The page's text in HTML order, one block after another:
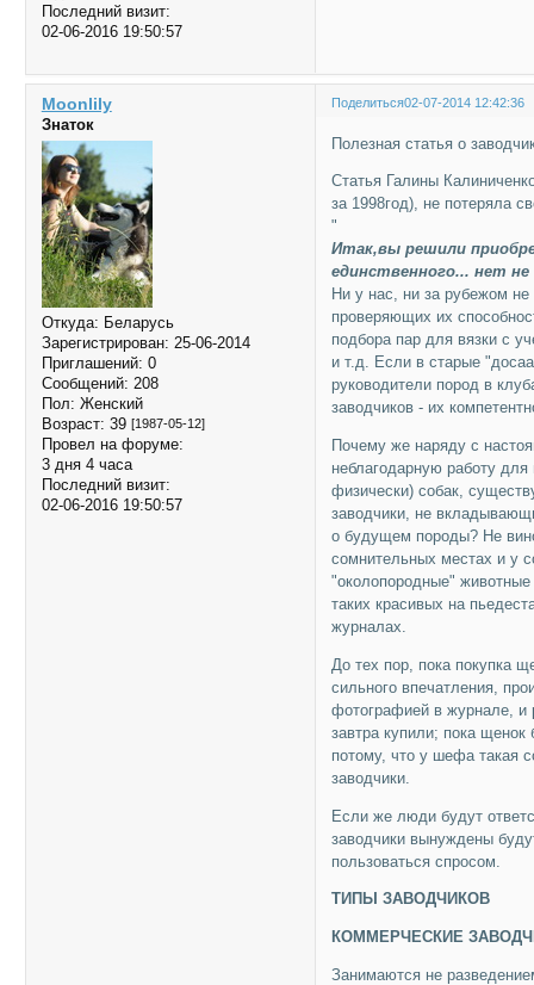
Последний визит:
02-06-2016 19:50:57
Поделиться02-07-2014 12:42:36
Moonlily
Знаток
Откуда: Беларусь
Зарегистрирован: 25-06-2014
Приглашений: 0
Сообщений: 208
Пол: Женский
Возраст: 39 [1987-05-12]
Провел на форуме:
3 дня 4 часа
Последний визит:
02-06-2016 19:50:57
Полезная статья о
Статья Галины
за 1998год), не потеряла
"
Итак,вы решили
единственного... нет
Hи у нас, ни за рубежом
проверяющих их
подбора пар для вязки с
и т.д. Если в старые
руководители пород в
заводчиков - их
Почему же наряду с
неблагодарную работу
физически) собак,
заводчики, не
о будущем породы? Hе
сомнительных местах и у
"околопородные" животные
таких красивых на
журналах.
До тех пор, пока покупка
сильного впечатления,
фотографией в журнале, и
завтра купили; пока щенок
потому, что у шефа такая
заводчики.
Если же люди будут
заводчики вынуждены
пользоваться спросом.
ТИПЫ ЗАВОДЧИКОВ
КОММЕРЧЕСКИЕ
Занимаются не